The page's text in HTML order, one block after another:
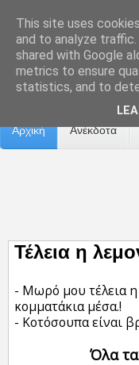
Επικοινωνία Διαφήμιση
Αρχική Ανέκδοτα
Τέλεια η
- Μωρό μου τέλεια η
κομματάκια μέσα.!
- Κοτόσουπα είναι
Όλα
This site uses
and to analyze traffic.
shared with Google
metrics to ensure
statistics, and to